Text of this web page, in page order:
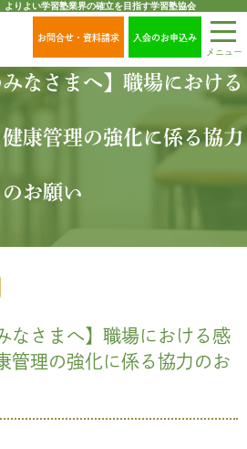
りよい学習塾業界の確立を目指す学習塾協会
お問合せ・資料請求
入会のお申込み
メニュー
みなさまへ】職場における
康管理の強化に係る協力
のお願い
なさまへ】職場における感
管理の強化に係る協力のお